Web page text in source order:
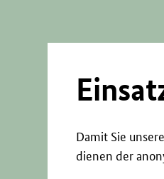
Damit Sie
dienen der